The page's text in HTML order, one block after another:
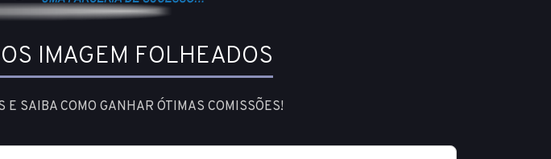
IMAGEM FOLHEADOS
SAIBA COMO GANHAR ÓTIMAS COMISSÕES!